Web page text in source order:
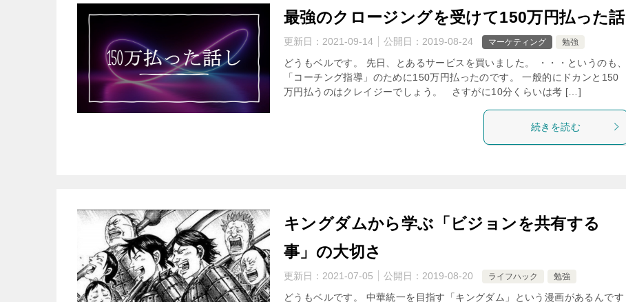
最強のクロージングを受けて150万円払った話
更新日： 2021-09-14 公開日： 2019-08-24 マーケティング 勉強
どうもベルです。 先日、とあるサービスを買いました。 ・・・というのも、
「コーチング指導」のために150万円払ったのです。 一般的にドカンと150
万円払うのはクレイジーでしょう。 さすがに10分くらいは考 […]
続きを読む
キングダムから学ぶ「ビジョンを共有する
事」の大切さ
更新日： 2021-07-05 公開日： 2019-08-20 ライフハック 勉強
どうもベルです。 中華統一を目指す「キングダム」という漫画があるんです